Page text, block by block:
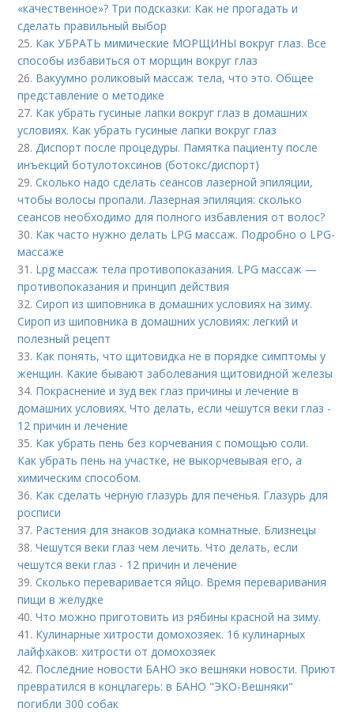
«качественное»? Три подсказки: Как не прогадать и
сделать правильный выбор
25. Как УБРАТЬ мимические МОРЩИНЫ вокруг глаз. Все
способы избавиться от морщин вокруг глаз
26. Вакуумно роликовый массаж тела, что это. Общее
представление о методике
27. Как убрать гусиные лапки вокруг глаз в домашних
условиях. Как убрать гусиные лапки вокруг глаз
28.Диспорт после процедуры. Памятка пациенту после
инъекций ботулотоксинов (ботокс/диспорт)
29.Сколько надо сделать сеансов лазерной эпиляции,
чтобы волосы пропали. Лазерная эпиляция: сколько
сеансов необходимо для полного избавления от волос?
30. Как часто нужно делать LPG массаж. Подробно о LPG-
массаже
31. Lpg массаж тела противопоказания. LPG массаж —
противопоказания и принцип действия
32.Сироп из шиповника в домашних условиях на зиму.
Сироп из шиповника в домашних условиях: легкий и
полезный рецепт
33. Как понять, что щитовидка не в порядке симптомы у
женщин. Какие бывают заболевания щитовидной железы
34. Покраснение и зуд век глаз причины и лечение в
домашних условиях. Что делать, если чешутся веки глаз -
12 причин и лечение
35. Как убрать пень без корчевания с помощью соли.
Как убрать пень на участке, не выкорчевывая его, а
химическим способом.
36. Как сделать черную глазурь для печенья. Глазурь для
росписи
37. Растения для знаков зодиака комнатные. Близнецы
38.Чешутся веки глаз чем лечить. Что делать, если
чешутся веки глаз - 12 причин и лечение
39.Сколько переваривается яйцо. Время переваривания
пищи в желудке
40.Что можно приготовить из рябины красной на зиму.
41. Кулинарные хитрости домохозяек. 16 кулинарных
лайфхаков: хитрости от домохозяек
42. Последние новости БАНО эко вешняки новости. Приют
превратился в концлагерь: в БАНО "ЭКО-Вешняки"
погибли 300 собак